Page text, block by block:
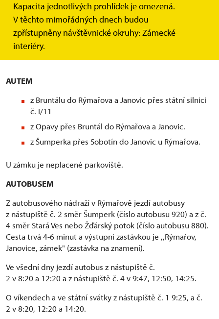
Kapacita jednotlivých prohlídek je omezená.
V těchto mimořádných dnech budou
zpřístupněny návštěvnické okruhy: Zámecké
interiéry.
Státní zámek Janovice u Rýmařova se nachází
v Moravskoslezském kraji 2,5 km severozápadně od
Rýmařova.
Kudy k nám?
AUTEM
z Bruntálu do Rýmařova a Janovic přes státní silnici
č. I/11
z Opavy přes Bruntál do Rýmařova a Janovic.
z Šumperka přes Sobotín do Janovic u Rýmařova.
U zámku je neplacené parkoviště.
AUTOBUSEM
Z autobusového nádraží v Rýmařově jezdí autobusy
z nástupiště č. 2 směr Šumperk (číslo autobusu 920) a z č.
4 směr Stará Ves nebo Žďárský potok (číslo autobusu 880).
Cesta trvá 4-6 minut a výstupní zastávkou je ,,Rýmařov,
Janovice, zámek" (zastávka na znamení).
Ve všední dny jezdí autobus z nástupiště č.
2 v 8:20 a 12:20 a z nástupiště č. 4 v 9:47, 12:50, 14:25.
O víkendech a ve státní svátky z nástupiště č. 1 9:25, a č.
2 v 8:20, 12:20 a 14:20.